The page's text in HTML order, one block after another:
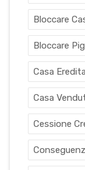
Bloccare
Bloccare
Casa
Casa
Cessione